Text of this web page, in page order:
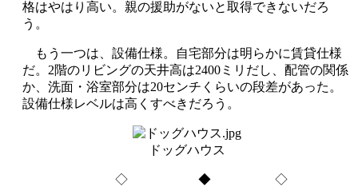
格はやはり高い。親の援助がないと取得できないだろ
う。
もう一つは、設備仕様。自宅部分は明らかに賃貸仕様
だ。2階のリビングの天井高は2400ミリだし、配管の関係
か、洗面・浴室部分は20センチくらいの段差があった。
設備仕様レベルは高くすべきだろう。
ドッグハウス
◇ ◆ ◇